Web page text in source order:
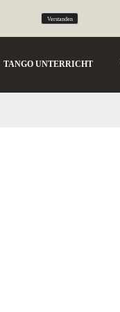
TANGO UNTERRICHT
Verstanden